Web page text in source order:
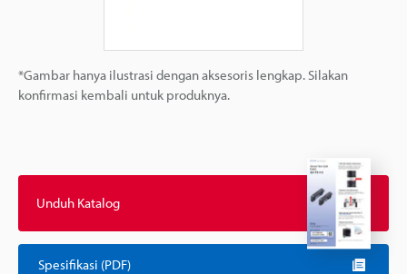
*Gambar hanya ilustrasi dengan aksesoris lengkap. Silakan
konfirmasi kembali untuk produknya.
Unduh Katalog
Spesifikasi (PDF)